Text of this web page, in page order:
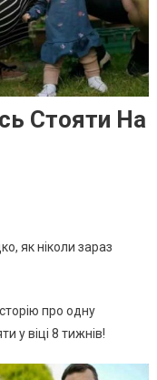
Стояти На
як ніколи зараз
про одну
у віці 8 тижнів!